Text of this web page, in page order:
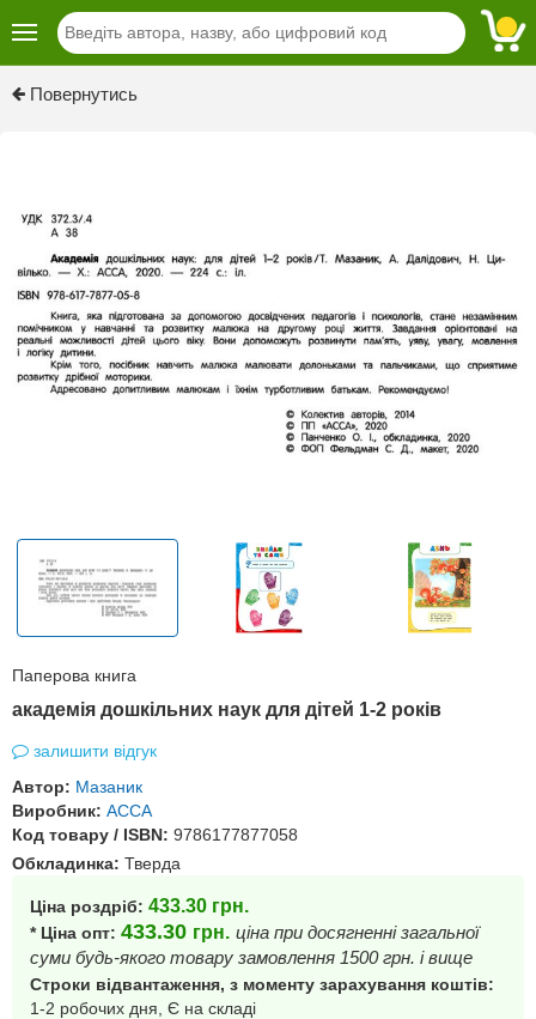
Повернутись
Паперова книга
академія дошкільних наук для дітей 1-2 років
залишити відгук
Автор: Мазаник
Виробник: АССА
Код товару / ISBN: 9786177877058
Обкладинка: Тверда
Ціна роздріб: 433.30 грн.
* Ціна опт: 433.30 грн. ціна при досягненні загальної
суми будь-якого товару замовлення 1500 грн. і вище
Строки відвантаження, з моменту зарахування коштів:
1-2 робочих дня, Є на складі